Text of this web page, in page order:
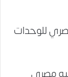
20,000 جنيه مصري للوحدات
يتم دفع 50,000 جنيه مصري